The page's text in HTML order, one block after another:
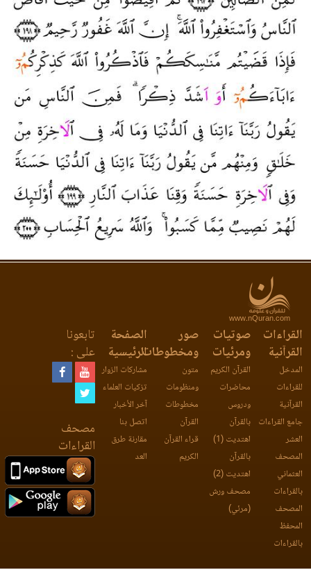
www.nQuran.com
القراءات
القرآنية
المدخل
للقراءات
القرآنية
جامع القراءات
العشر
المصحف
العثماني
بالقراءات
المصحف
المحفظ
بالقراءات
صوتيات
ومرئيات
القرآن الكريم
محاضرات
ودروس
بالقرآن
اهتديت (1)
بالقرآن
اهتديت (2)
مصحف ورش
(مرئي)
صور
ومخطوطات
متون
ومنظومات
مخطوطات
القرآن
قراء القرآن
الكريم
الصفحة
الرئيسية
مشاركات الزوار
تزكيات العلماء
آخر الأخبار
اتصل بنا
مقارنة طرق
العد
تابعونا
على :
مصحف
القراءات